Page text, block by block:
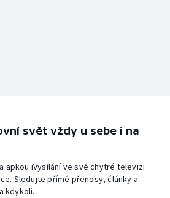
svět vždy u sebe i na
apkou iVysílání ve své chytré televizi
Sledujte přímé přenosy, články a
kdykoli.